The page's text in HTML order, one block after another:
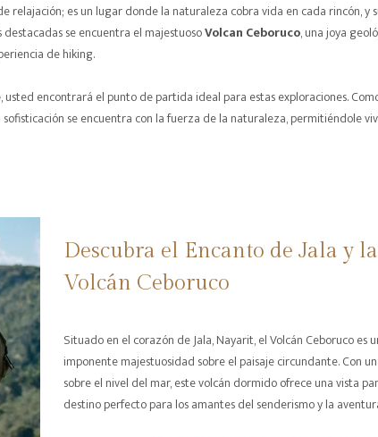
relajación; es un lugar donde la naturaleza cobra vida en cada rincón,
se encuentra el majestuosoVolcan Ceboruco, una joya
de hiking.
, usted encontrará el punto de partida ideal para estas exploraciones.
se encuentra con la fuerza de la naturaleza, permitiéndole
Descubra el Encanto de Jala y
Volcán Ceboruco
Situado en el corazón de Jala, Nayarit, el Volcán Ceboruco es
imponente majestuosidad sobre el paisaje circundante. Con
sobre el nivel del mar, este volcán dormido ofrece una vista
destino perfecto para los amantes del senderismo y la